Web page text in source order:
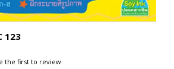
123
the first to review